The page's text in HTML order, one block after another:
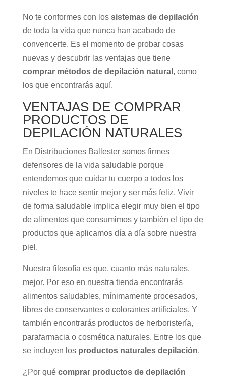
No te conformes con los sistemas de depilación
de toda la vida que nunca han acabado de
convencerte. Es el momento de probar cosas
nuevas y descubrir las ventajas que tiene
comprar métodos de depilación natural , como
los que encontrarás aquí.
VENTAJAS DE COMPRAR
PRODUCTOS DE
DEPILACIÓN NATURALES
En Distribuciones Ballester somos firmes
defensores de la vida saludable porque
entendemos que cuidar tu cuerpo a todos los
niveles te hace sentir mejor y ser más feliz. Vivir
de forma saludable implica elegir muy bien el tipo
de alimentos que consumimos y también el tipo de
productos que aplicamos día a día sobre nuestra
piel.
Nuestra filosofía es que, cuanto más naturales,
mejor. Por eso en nuestra tienda encontrarás
alimentos saludables, mínimamente procesados,
libres de conservantes o colorantes artificiales. Y
también encontrarás productos de herboristería,
parafarmacia o cosmética naturales. Entre los que
se incluyen los productos naturales depilación.
¿Por qué comprar productos de depilación